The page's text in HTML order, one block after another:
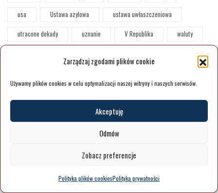
Zarządzaj zgodami plików cookie
Używamy plików cookies w celu optymalizacji naszej witryny i naszych serwisów.
Akceptuję
Odmów
Zobacz preferencje
Polityka plików cookiesPolityka prywatności
usa
Ustawa azylowa
ustawa uwłaszczeniowa
utracone dekady
uznanie V Republika
waluty
wiosna w Seulu
wojna w Bośni
wojskowość